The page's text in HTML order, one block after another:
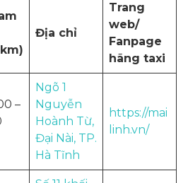
Địa chỉ
Trang
web/
Fanpage
hãng taxi
–
Ngõ 1
Nguyễn
Hoành Từ,
Đại Nài, TP.
Hà Tĩnh
https://mai
linh.vn/